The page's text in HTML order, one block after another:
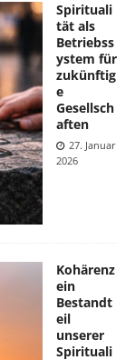
Spirituali
tät als
Betriebss
ystem für
zukünftig
e
Gesellsch
aften
27. Januar
2026
Kohärenz
ein
Bestandt
eil
unserer
Spirituali